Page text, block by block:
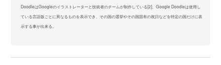
DoodleはGoogleのイラストレーターと技術者のチームが制作している[2]。Google Doodleは使用し
ている言語版ごとに異なるものを表示でき、その国の選挙やその国固有の祝日などを特定の国だけに表
示する事が出来る。